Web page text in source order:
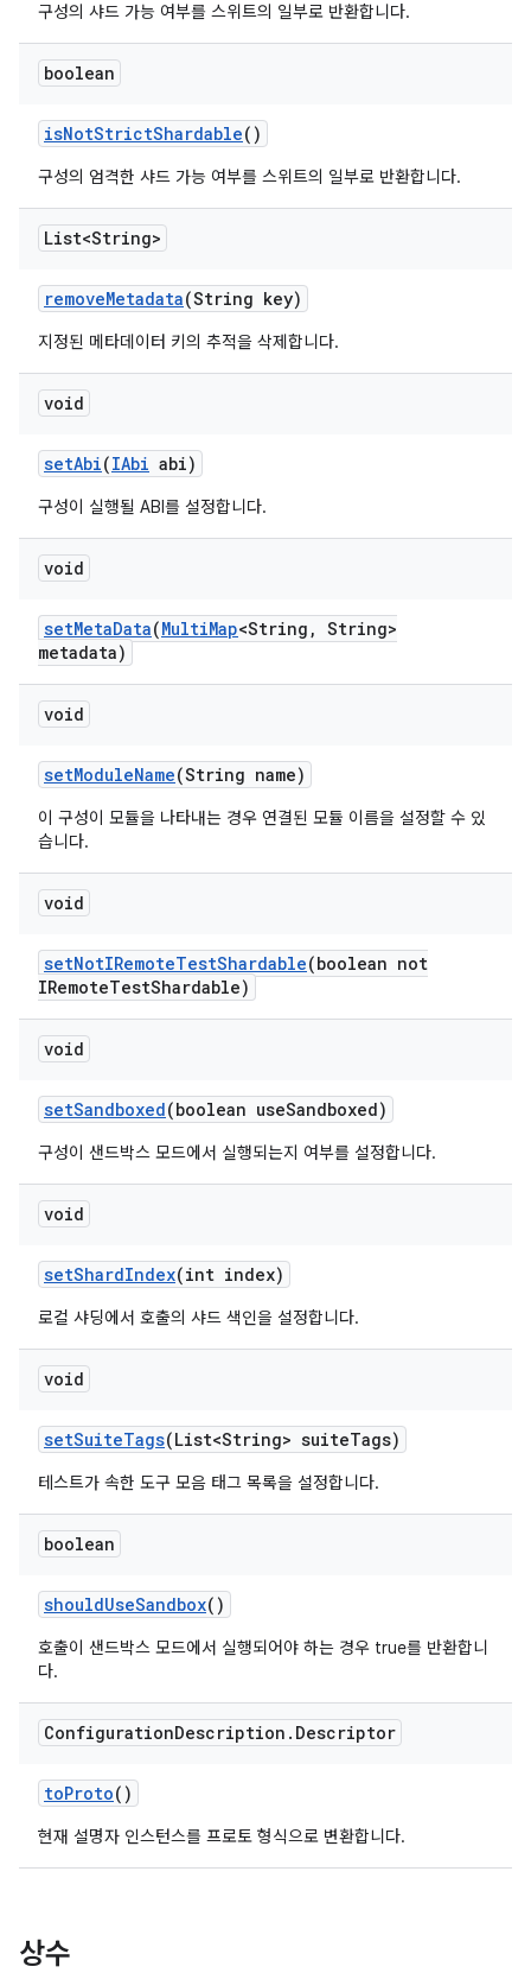
구성의 샤드 가능 여부를 스위트의 일부로 반환합니다.
boolean
isNotStrictShardable()
구성의 엄격한 샤드 가능 여부를 스위트의 일부로 반환합니다.
List<String>
removeMetadata(String key)
지정된 메타데이터 키의 추적을 삭제합니다.
void
setAbi(IAbi abi)
구성이 실행될 ABI를 설정합니다.
void
setMetaData(MultiMap<String , String>
metadata)
void
setModuleName(String name)
이 구성이 모듈을 나타내는 경우 연결된 모듈 이름을 설정할 수 있
습니다.
void
setNotIRemoteTestShardable(boolean not
IRemoteTestShardable)
void
setSandboxed(boolean useSandboxed)
구성이 샌드박스 모드에서 실행되는지 여부를 설정합니다.
void
setShardIndex(int index)
로컬 샤딩에서 호출의 샤드 색인을 설정합니다.
void
setSuiteTags(List<String> suiteTags)
테스트가 속한 도구 모음 태그 목록을 설정합니다.
boolean
shouldUseSandbox()
호출이 샌드박스 모드에서 실행되어야 하는 경우 true를 반환합니
다.
ConfigurationDescription . Descriptor
toProto()
현재 설명자 인스턴스를 프로토 형식으로 변환합니다.
상수